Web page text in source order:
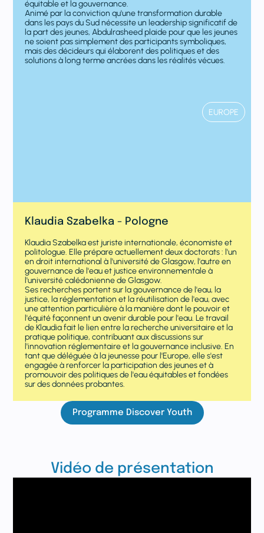
équitable et la gouvernance.
Animé par la conviction qu'une transformation durable
dans les pays du Sud nécessite un leadership significatif de
la part des jeunes, Abdulrasheed plaide pour que les jeunes
ne soient pas simplement des participants symboliques,
mais des décideurs qui élaborent des politiques et des
solutions à long terme ancrées dans les réalités vécues.
EUROPE
Klaudia Szabelka - Pologne
Klaudia Szabelka est juriste internationale, économiste et
politologue. Elle prépare actuellement deux doctorats : l'un
en droit international à l'université de Glasgow, l'autre en
gouvernance de l'eau et justice environnementale à
l'université calédonienne de Glasgow.
Ses recherches portent sur la gouvernance de l'eau, la
justice, la réglementation et la réutilisation de l'eau, avec
une attention particulière à la manière dont le pouvoir et
l'équité façonnent un avenir durable pour l'eau. Le travail
de Klaudia fait le lien entre la recherche universitaire et la
pratique politique, contribuant aux discussions sur
l'innovation réglementaire et la gouvernance inclusive. En
tant que déléguée à la jeunesse pour l'Europe, elle s'est
engagée à renforcer la participation des jeunes et à
promouvoir des politiques de l'eau équitables et fondées
sur des données probantes.
Programme Discover Youth
Vidéo de présentation